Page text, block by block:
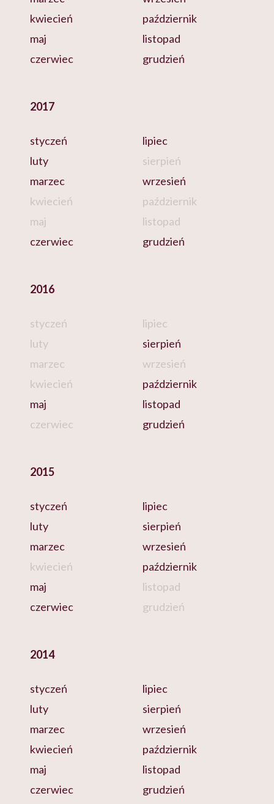
kwiecień
maj
czerwiec
październik
listopad
grudzień
2017
styczeń
luty
marzec
kwiecień
maj
czerwiec
lipiec
sierpień
wrzesień
październik
listopad
grudzień
2016
styczeń
luty
marzec
kwiecień
maj
czerwiec
lipiec
sierpień
wrzesień
październik
listopad
grudzień
2015
styczeń
luty
marzec
kwiecień
maj
czerwiec
lipiec
sierpień
wrzesień
październik
listopad
grudzień
2014
styczeń
luty
marzec
kwiecień
maj
czerwiec
lipiec
sierpień
wrzesień
październik
listopad
grudzień